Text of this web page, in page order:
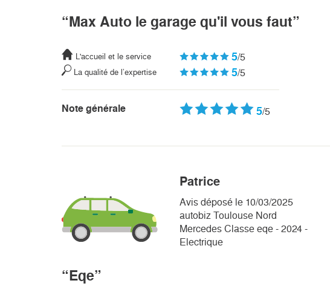
“Max Auto le garage qu'il vous faut”
L'accueil et le service 5/5
La qualité de l’expertise 5/5
Note générale 5/5
Patrice
Avis déposé le 10/03/2025
autobiz Toulouse Nord
Mercedes Classe eqe - 2024 -
Electrique
“Eqe”